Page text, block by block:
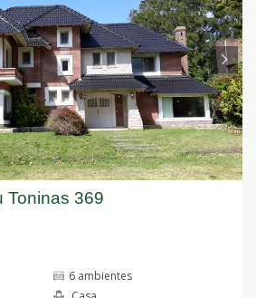
Toninas 369
6 ambientes